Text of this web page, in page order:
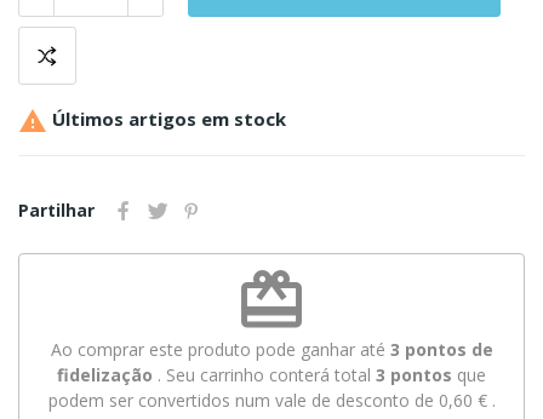
 Últimos artigos em stock
Partilhar
redeem
Ao comprar este produto pode ganhar até 3 pontos de
fidelização . Seu carrinho conterá total 3 pontos que
podem ser convertidos num vale de desconto de 0,60 €.